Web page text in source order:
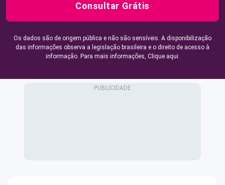
Consultar Grátis
Os dados são de origem pública e não são sensíveis. A disponibilização
das informações observa a legislação brasileira e o direito de acesso à
informação. Para mais informações, Clique aqui.